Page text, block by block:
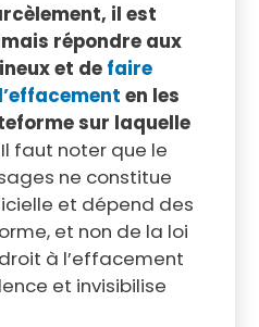
il est
répondre aux
et de faire
en les
sur laquelle
Il faut noter que le
ne constitue
et dépend des
et non de la loi
à l’effacement
et invisibilise